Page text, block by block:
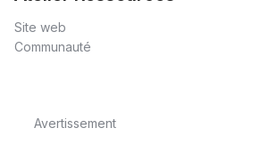
Site web
Communauté
Avertissement